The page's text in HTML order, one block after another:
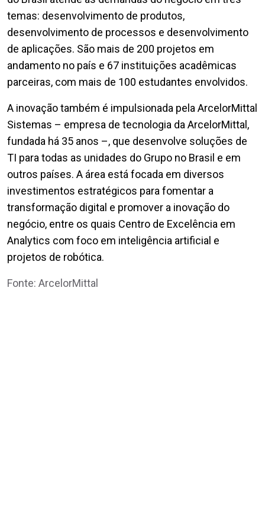
temas: desenvolvimento de produtos,
desenvolvimento de processos e desenvolvimento
de aplicações. São mais de 200 projetos em
andamento no país e 67 instituições acadêmicas
parceiras, com mais de 100 estudantes envolvidos.
A inovação também é impulsionada pela ArcelorMittal
Sistemas – empresa de tecnologia da ArcelorMittal,
fundada há 35 anos –, que desenvolve soluções de
TI para todas as unidades do Grupo no Brasil e em
outros países. A área está focada em diversos
investimentos estratégicos para fomentar a
transformação digital e promover a inovação do
negócio, entre os quais Centro de Excelência em
Analytics com foco em inteligência artificial e
projetos de robótica.
Fonte: ArcelorMittal